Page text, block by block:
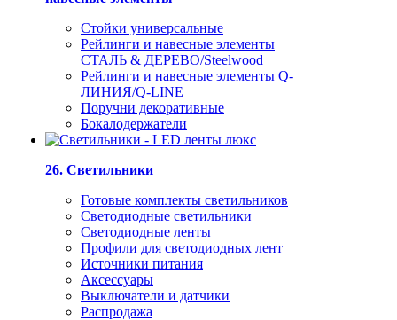
Стойки универсальные
Рейлинги и навесные элементы
СТАЛЬ & ДЕРЕВО/Steelwood
Рейлинги и навесные элементы Q-
ЛИНИЯ/Q-LINE
Поручни декоративные
Бокалодержатели
26. Светильники
Готовые комплекты светильников
Светодиодные светильники
Светодиодные ленты
Профили для светодиодных лент
Источники питания
Аксессуары
Выключатели и датчики
Распродажа